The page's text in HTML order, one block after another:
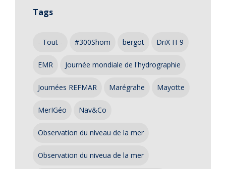
Tags
- Tout - #300Shom bergot DriX H-9
EMR Journée mondiale de l'hydrographie
Journées REFMAR Marégrahe Mayotte
MerIGéo Nav&Co
Observation du niveau de la mer
Observation du niveua de la mer